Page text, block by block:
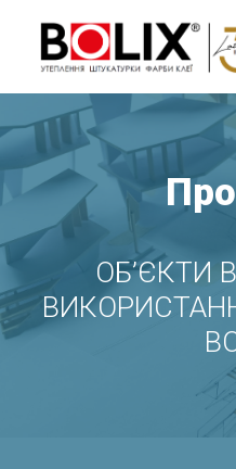
ПРОПОЗИЦІЯ
ПРОЕКТУЙ З BOLIX
КАТАЛОГИ КОЛЬОРІВ
ПАРТНЕРИ
МАТЕРІАЛИ ДЛЯ
ОБ’ЄКТИ